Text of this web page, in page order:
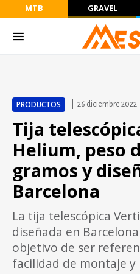
MTB GRAVEL
PRODUCTOS 26 diciembre 2022
Tija
Helium, peso
gramos y
Barcelona
La tija telescópica
diseñada en
objetivo de ser
facilidad de montaje